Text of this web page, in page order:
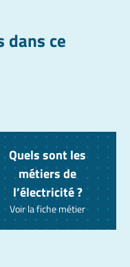
dans ce
Quels sont les
métiers de
l’électricité ?
Voir la fiche métier